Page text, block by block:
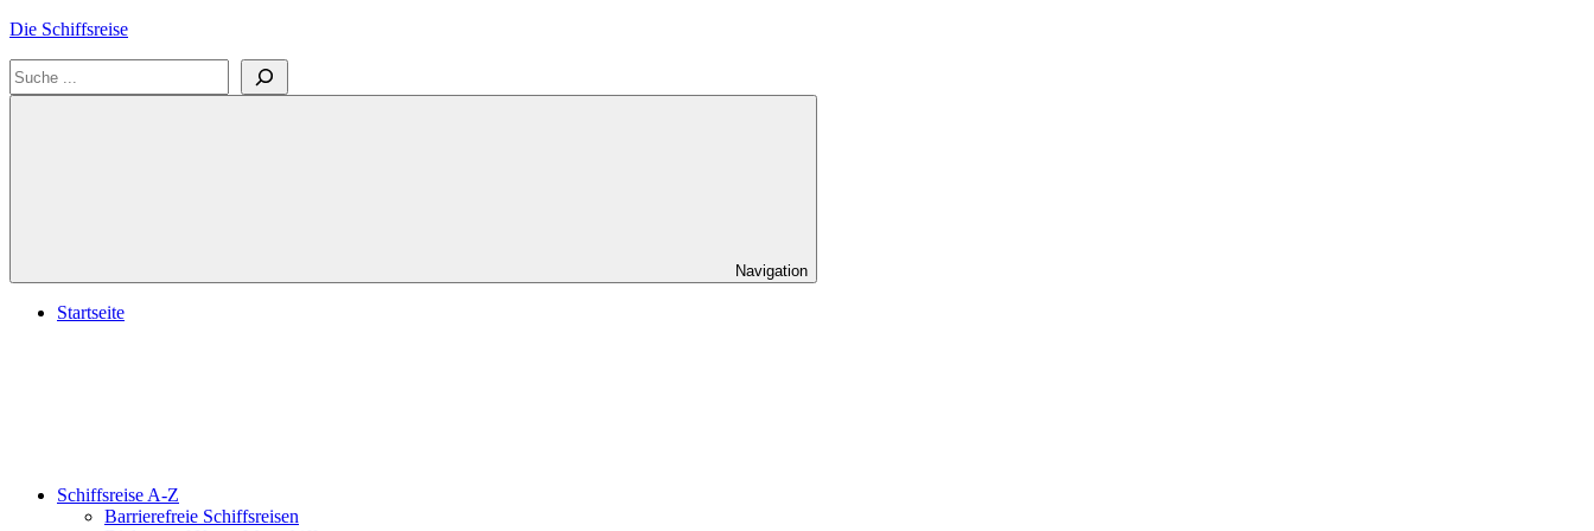
Zum
springen
Die Schiffsreise
Literatur-
Suchen
Navigation
Startseite
Schiffsreise A-Z
Barrierefreie Schiffsreisen